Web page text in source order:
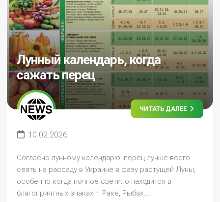
Лунный календарь, когда
сажать перец
ЧИТАТЬ ДАЛЕЕ
10.02.2026
Согласно лунному календарю, перец лучше всего
сеять на рассаду в Украине в фазу растущей Луны,
особенно когда ночное светило находится в
благоприятных знаках – Раке, Рыбах,...